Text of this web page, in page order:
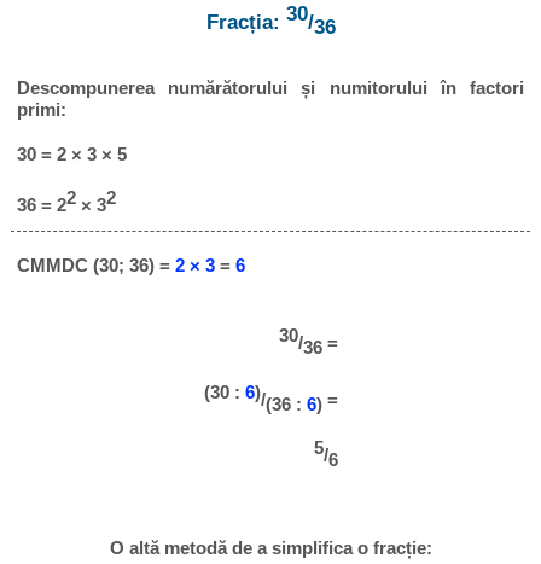
Fracția: 30/36
Descompunerea numărătorului și numitorului în factori
primi:
30 = 2 × 3 × 5
36 = 22× 32
CMMDC (30; 36) = 2 × 3= 6
30/36=
(30 : 6)/(36 : 6)=
5/6
O altă metodă de a simplifica o fracție: